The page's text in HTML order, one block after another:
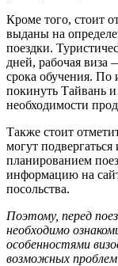
Кроме того, стоит
выданы на
поездки.
дней, рабочая виза
срока обучения. По
покинуть Тайвань
необходимости
Также стоит
могут
планированием
информацию на
посольства.
Поэтому, перед
необходимо
особенностями
возможных проблем